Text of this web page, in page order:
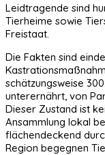
Leidtragende sind
Tierheime sowie
Freistaat.
Die Fakten sind
schätzungsweise
unterernährt, von
Dieser Zustand ist
Ansammlung lokal
flächendeckend
Region begegnen